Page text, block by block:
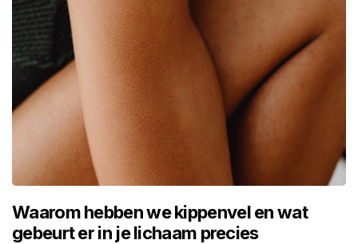
Waarom hebben we kippenvel en wat
gebeurt er in je lichaam precies